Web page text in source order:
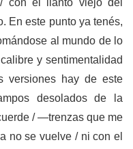
con el llanto viejo del
En este punto ya tenés,
al mundo de lo
y sentimentalidad
versiones hay de este
desolados de la
/ —trenzas que me
no se vuelve / ni con el